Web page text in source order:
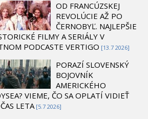
OD FRANCÚZSKEJ
REVOLÚCIE AŽ PO
ČERNOBYĽ. NAJLEPŠIE
FILMY A SERIÁLY V
PODCASTE VERTIGO [13.7 2026]
PORAZÍ SLOVENSKÝ
BOJOVNÍK
AMERICKÉHO
VIEME, ČO SA OPLATÍ VIDIEŤ
LETA [5.7 2026]